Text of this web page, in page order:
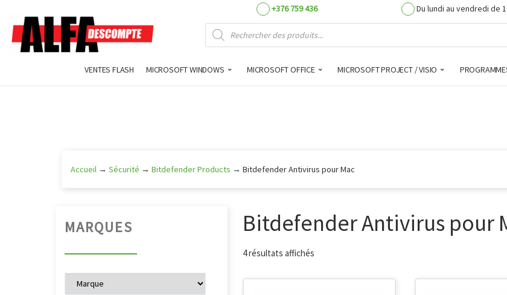
+376 759 436 Du lundi au vendredi de
Recherche de produits
VENTES FLASH MICROSOFT WINDOWS MICROSOFT OFFICE MICROSOFT PROJECT / VISIO
Accueil → Sécurité → Bitdefender Products → Bitdefender Antivirus pour Mac
Bitdefender Antivirus pour
4 résultats affichés
MARQUES